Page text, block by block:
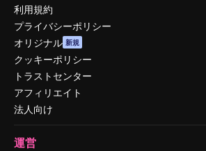
利用規約
プライバシーポリシー
オリジナル 新規
クッキーポリシー
トラストセンター
アフィリエイト
法人向け
運営